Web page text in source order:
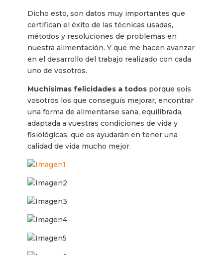
Dicho esto, son datos muy importantes que
certifican el éxito de las técnicas usadas,
métodos y resoluciones de problemas en
nuestra alimentación. Y que me hacen avanzar
en el desarrollo del trabajo realizado con cada
uno de vosotros.
Muchísimas felicidades a todosporque sois
vosotros los que conseguís mejorar, encontrar
una forma de alimentarse sana, equilibrada,
adaptada a vuestras condiciones de vida y
fisiológicas, que os ayudarán en tener una
calidad de vida mucho mejor.